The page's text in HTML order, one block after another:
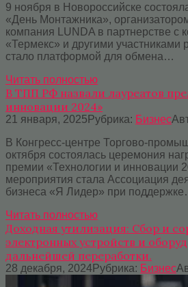
9 ноября в Новороссийске
«День Монтажника»,
компания LUNDA в партнерстве с
«Термекс» и другими участниками
стало платформой для обмена…
Читать полностью
В ТПП РФ назвали лауреатов
инновации 2024»
21 января, 2025 Рубрика: Бизнес
В Конгресс-центре Торгово-
октября состоялась церемония
премии «Технологии и инновации
мероприятия стала Ассоциация
бизнеса «Я Лидер» при
Читать полностью
Доходная утилизация: Сбор и
электронных устройств и
дальнейшей переработки.
28 декабря, 2024Рубрика: Бизнес